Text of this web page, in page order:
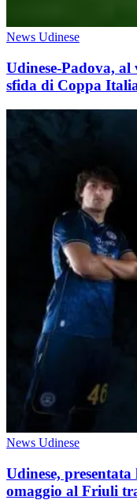
News Udinese
Udinese-Padova,
sfida di Coppa
News Udinese
Udinese,
omaggio al Friuli